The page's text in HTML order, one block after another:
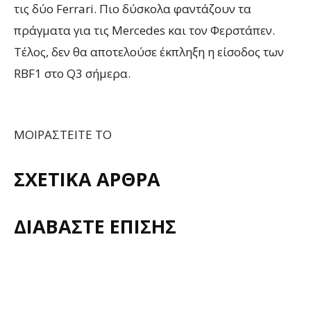
τις δύο Ferrari. Πιο δύσκολα φαντάζουν τα
πράγματα για τις Mercedes και τον Φερστάπεν.
Τέλος, δεν θα αποτελούσε έκπληξη η είσοδος των
RBF1 στο Q3 σήμερα.
ΜΟΙΡΑΣΤΕΙΤΕ ΤΟ
ΣΧΕΤΙΚΑ ΑΡΘΡΑ
ΔΙΑΒΑΣΤΕ ΕΠΙΣΗΣ